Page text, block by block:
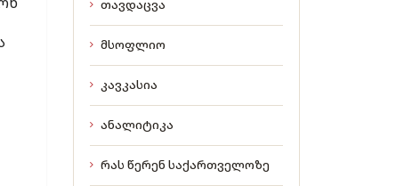
თავდაცვა
მსოფლიო
კავკასია
ანალიტიკა
რას წერენ საქართველოზე